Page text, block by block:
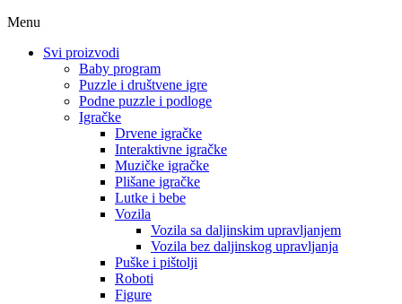
Menu
Svi proizvodi
Baby program
Puzzle i društvene igre
Podne puzzle i podloge
Igračke
Drvene igračke
Interaktivne igračke
Muzičke igračke
Plišane igračke
Lutke i bebe
Vozila
Vozila sa daljinskim upravljanjem
Vozila bez daljinskog upravljanja
Puške i pištolji
Roboti
Figure